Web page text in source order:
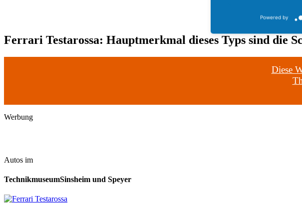
Ferrari Testarossa: Hauptmerkmal dieses Typs sind die
Diese
Werbung
Autos im
TechnikmuseumSinsheim und Speyer
Powered by